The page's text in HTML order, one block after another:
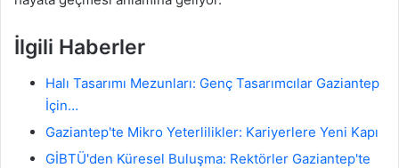
İlgili Haberler
Halı Tasarımı Mezunları: Genç Tasarımcılar Gaziantep
İçin…
Gaziantep'te Mikro Yeterlilikler: Kariyerlere Yeni Kapı
GİBTÜ'den Küresel Buluşma: Rektörler Gaziantep'te